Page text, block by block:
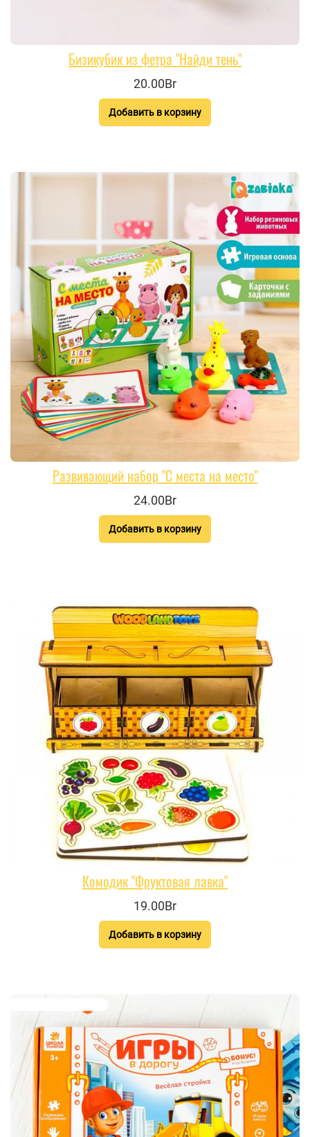
Бизикубик из фетра "Найди тень"
20.00Br
Добавить в корзину
Развивающий набор "С места на место"
24.00Br
Добавить в корзину
Комодик "Фруктовая лавка"
19.00Br
Добавить в корзину